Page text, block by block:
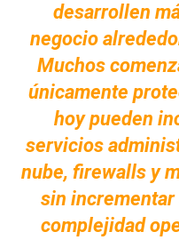
desarrollen
negocio
Muchos
únicamente
hoy pueden
servicios
nube, firewalls y
sin
complejidad